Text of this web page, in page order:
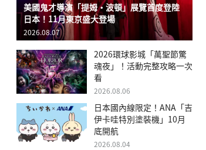
美國鬼才導演「提姆・波頓」展覽首度登陸
日本！11月東京盛大登場
2026.08.07
2026環球影城「萬聖節驚
魂夜」！活動完整攻略一次
看
2026.08.06
日本國內線限定！ANA「吉
伊卡哇特別塗裝機」10月
底開航
2026.08.04